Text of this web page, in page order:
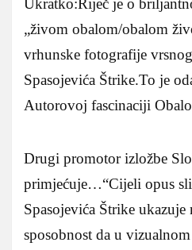
„živom obalom/obalom
vrhunske fotografije
Spasojevića Štrike.To je
Autorovoj fascinaciji
Drugi promotor izložbe
primjećuje…“Cijeli opus
Spasojevića Štrike
sposobnost da u